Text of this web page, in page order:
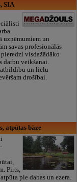
SIA
uzņēmumiem un
savas profesionālās
pieredzi visdažādāko
darbu veikšanai.
atbildību un lielu
drošībai.
atpūtas bāze
Pirts,
pie dabas un ezera.